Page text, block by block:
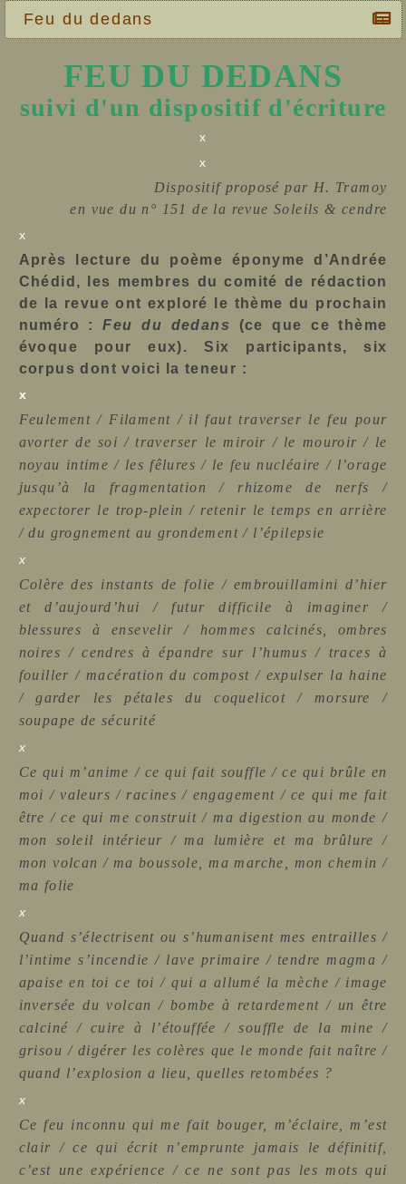
Feu du dedans
FEU DU DEDANS
suivi d'un dispositif d'écriture
x
x
Dispositif proposé par H. Tramoy
en vue du n° 151 de la revue Soleils & cendre
x
Après lecture du poème éponyme d’Andrée
Chédid, les membres du comité de rédaction
de la revue ont exploré le thème du prochain
numéro :Feu du dedans
(ce que ce thème
évoque pour eux). Six participants, six
corpus dont voici la teneur :
x
Feulement / Filament / il faut traverser le feu pour
avorter de soi / traverser le miroir / le mouroir / le
noyau intime / les fêlures / le feu nucléaire / l’orage
jusqu’à la fragmentation / rhizome de nerfs /
expectorer le trop-plein / retenir le temps en arrière
/ du grognement au grondement / l’épilepsie
x
Colère des instants de folie / embrouillamini d’hier
et d’aujourd’hui / futur difficile à imaginer /
blessures à ensevelir / hommes calcinés, ombres
noires / cendres à épandre sur l’humus / traces à
fouiller / macération du compost / expulser la haine
/ garder les pétales du coquelicot / morsure /
soupape de sécurité
x
Ce qui m’anime / ce qui fait souffle / ce qui brûle en
moi / valeurs / racines / engagement / ce qui me fait
être / ce qui me construit / ma digestion au monde /
mon soleil intérieur / ma lumière et ma brûlure /
mon volcan / ma boussole, ma marche, mon chemin /
ma folie
x
Quand s’électrisent ou s’humanisent mes entrailles /
l’intime s’incendie / lave primaire / tendre magma /
apaise en toi ce toi / qui a allumé la mèche / image
inversée du volcan / bombe à retardement / un être
calciné / cuire à l’étouffée / souffle de la mine /
grisou / digérer les colères que le monde fait naître /
quand l’explosion a lieu, quelles retombées ?
x
Ce feu inconnu qui me fait bouger, m’éclaire, m’est
clair / ce qui écrit n’emprunte jamais le définitif,
c’est une expérience / ce ne sont pas les mots qui